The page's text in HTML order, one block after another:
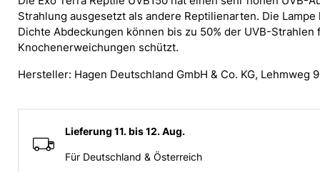
Strahlung ausgesetzt als andere Reptilienarten. Die
Dichte Abdeckungen können bis zu 50% der UVB-
Knochenerweichungen schützt.
Hersteller: Hagen Deutschland GmbH & Co. KG,
Lieferung 11. bis 12. Aug.
Für Deutschland & Österreich